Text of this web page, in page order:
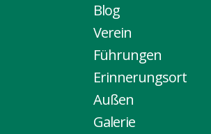
Blog
Verein
Führungen
Erinnerungsort
Außen
Galerie